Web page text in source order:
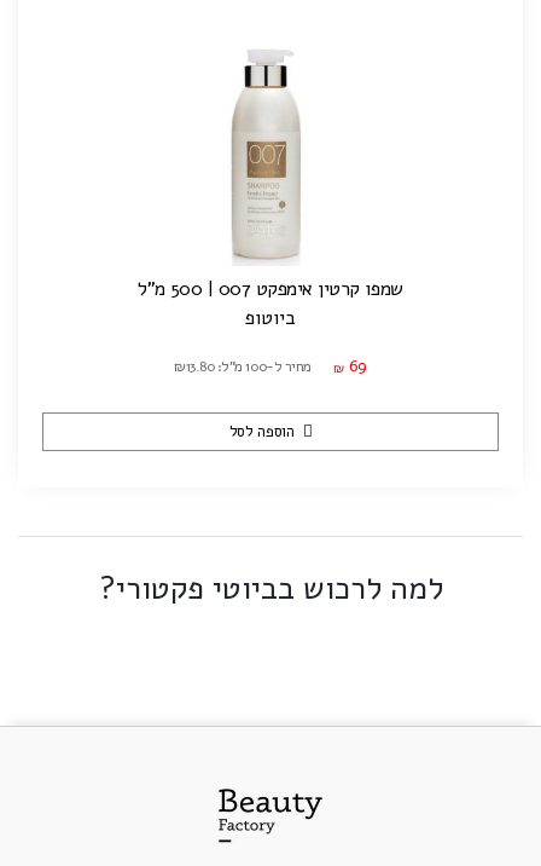
שמפו קרטין אימפקט 007 | 500 מ"ל
ביוטופ
₪ 69 מחיר ל-100 מ"ל: ₪13.80
הוספה לסל
למה לרכוש בביוטי פקטורי?